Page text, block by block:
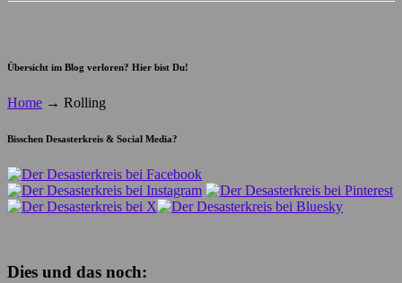
Übersicht im Blog verloren? Hier bist Du!
Home → Rolling
Bisschen Desasterkreis & Social Media?
Dies und das noch: